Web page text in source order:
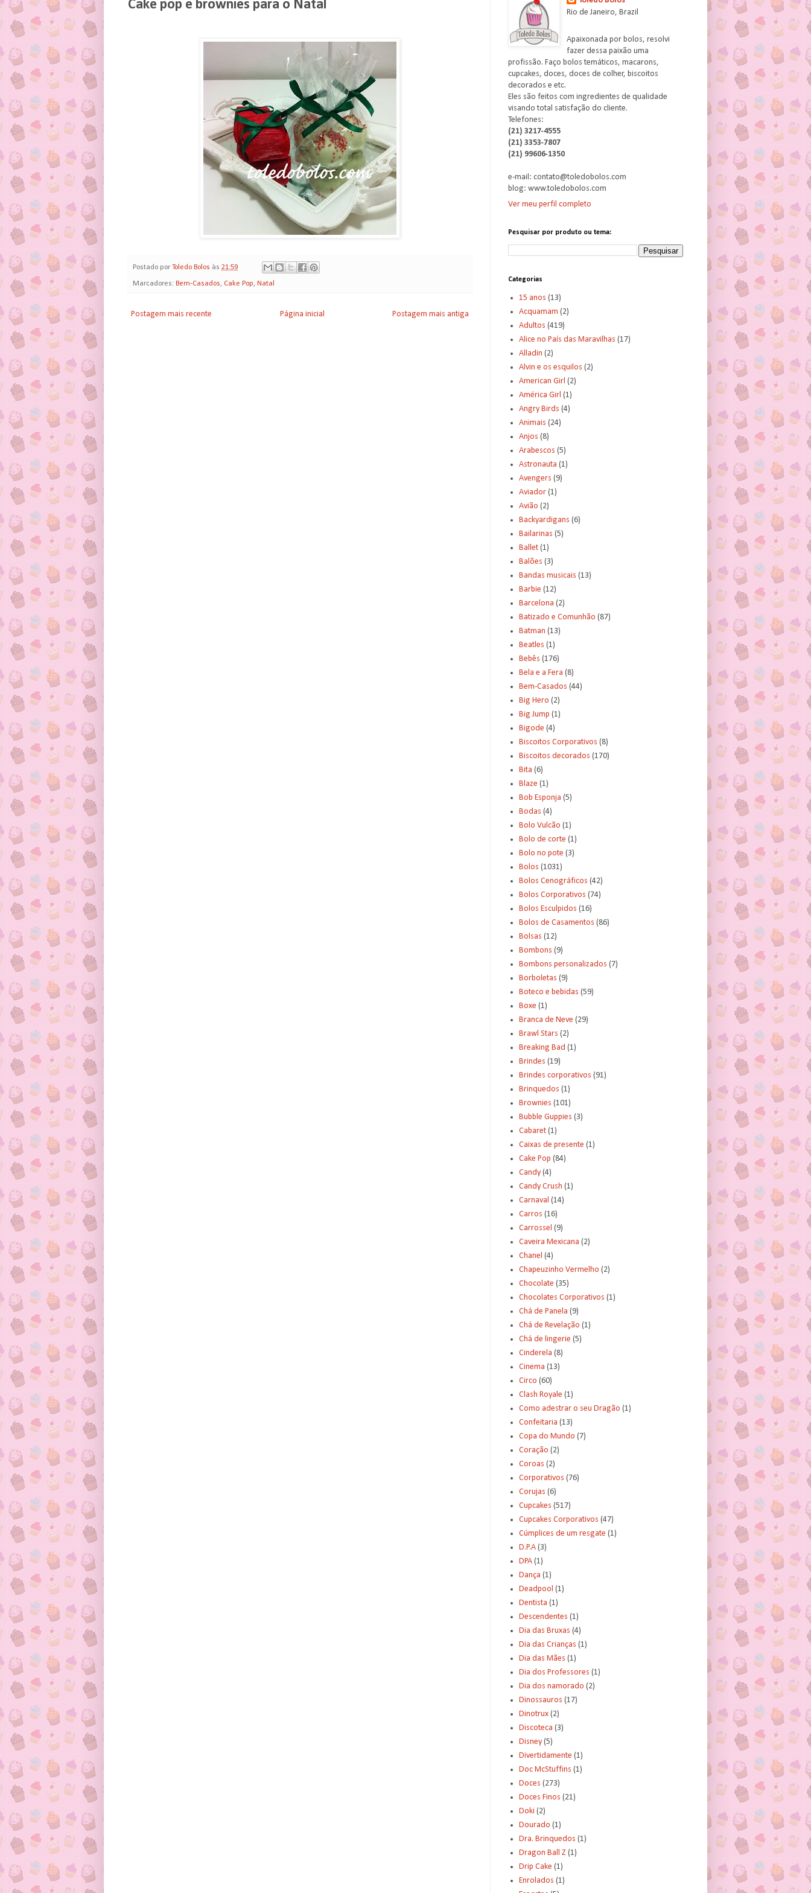
Cake pop e brownies para o Natal
Postado por Toledo Bolos às 21:59
Marcadores: Bem-Casados, Cake Pop, Natal
Postagem mais recente Postagem mais antiga
Página inicial
Rio de Janeiro, Brazil
Apaixonada por bolos, resolvi
fazer dessa paixão uma
profissão. Faço bolos temáticos, macarons,
cupcakes, doces, doces de colher, biscoitos
decorados e etc.
Eles são feitos com ingredientes de qualidade
visando total satisfação do cliente.
Telefones:
(21) 3217-4555
(21) 3353-7807
(21) 99606-1350
e-mail: contato@toledobolos.com
blog: www.toledobolos.com
Ver meu perfil completo
Pesquisar por produto ou tema:
Categorias
15 anos (13)
Acquamam (2)
Adultos (419)
Alice no País das Maravilhas (17)
Alladin (2)
Alvin e os esquilos (2)
American Girl (2)
América Girl (1)
Angry Birds (4)
Animais (24)
Anjos (8)
Arabescos (5)
Astronauta (1)
Avengers (9)
Aviador (1)
Avião (2)
Backyardigans (6)
Bailarinas (5)
Ballet (1)
Balões (3)
Bandas musicais (13)
Barbie (12)
Barcelona (2)
Batizado e Comunhão (87)
Batman (13)
Beatles (1)
Bebês (176)
Bela e a Fera (8)
Bem-Casados (44)
Big Hero (2)
Big Jump (1)
Bigode (4)
Biscoitos Corporativos (8)
Biscoitos decorados (170)
Bita (6)
Blaze (1)
Bob Esponja (5)
Bodas (4)
Bolo Vulcão (1)
Bolo de corte (1)
Bolo no pote (3)
Bolos (1031)
Bolos Cenográficos (42)
Bolos Corporativos (74)
Bolos Esculpidos (16)
Bolos de Casamentos (86)
Bolsas (12)
Bombons (9)
Bombons personalizados (7)
Borboletas (9)
Boteco e bebidas (59)
Boxe (1)
Branca de Neve (29)
Brawl Stars (2)
Breaking Bad (1)
Brindes (19)
Brindes corporativos (91)
Brinquedos (1)
Brownies (101)
Bubble Guppies (3)
Cabaret (1)
Caixas de presente (1)
Cake Pop (84)
Candy (4)
Candy Crush (1)
Carnaval (14)
Carros (16)
Carrossel (9)
Caveira Mexicana (2)
Chanel (4)
Chapeuzinho Vermelho (2)
Chocolate (35)
Chocolates Corporativos (1)
Chá de Panela (9)
Chá de Revelação (1)
Chá de lingerie (5)
Cinderela (8)
Cinema (13)
Circo (60)
Clash Royale (1)
Como adestrar o seu Dragão (1)
Confeitaria (13)
Copa do Mundo (7)
Coração (2)
Coroas (2)
Corporativos (76)
Corujas (6)
Cupcakes (517)
Cupcakes Corporativos (47)
Cúmplices de um resgate (1)
D.P.A (3)
DPA (1)
Dança (1)
Deadpool (1)
Dentista (1)
Descendentes (1)
Dia das Bruxas (4)
Dia das Crianças (1)
Dia das Mães (1)
Dia dos Professores (1)
Dia dos namorado (2)
Dinossauros (17)
Dinotrux (2)
Discoteca (3)
Disney (5)
Divertidamente (1)
Doc McStuffins (1)
Doces (273)
Doces Finos (21)
Doki (2)
Dourado (1)
Dra. Brinquedos (1)
Dragon Ball Z (1)
Drip Cake (1)
Enrolados (1)